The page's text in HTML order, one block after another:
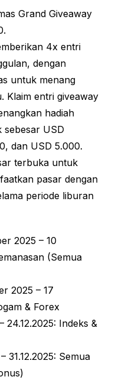
Grand Giveaway
4x entri
dengan
untuk menang
Klaim entri giveaway
hadiah
sebesar USD
dan USD 5.000.
terbuka untuk
pasar dengan
periode liburan
2025 – 10
(Semua
2025 – 17
& Forex
24.12.2025: Indeks &
31.12.2025: Semua